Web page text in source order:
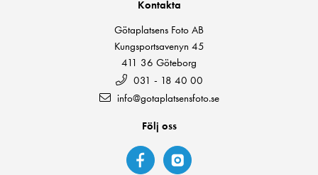
Kontakta
Götaplatsens Foto AB
Kungsportsavenyn 45
411 36 Göteborg
031 - 18 40 00
info@gotaplatsensfoto.se
Följ oss